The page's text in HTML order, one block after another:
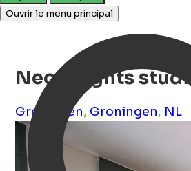
Ouvrir le menu principal
Neon nights studio
Groningen, Groningen, NL